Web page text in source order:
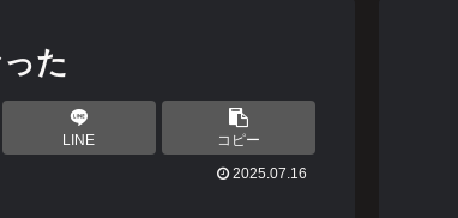
た
LINE
コピー
2025.07.16